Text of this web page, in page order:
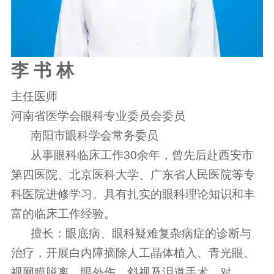
李 书 林
主任医师
河南省医学会眼科专业委员会委员
南阳市眼科学会常务委员
从事眼科临床工作30余年，曾先后赴西安市
第四医院、北京医科大学、广东省人民医院等专
科医院进修学习。具有扎实的眼科理论知识和丰
富的临床工作经验。
擅长：眼底病、眼科疑难复杂病症的诊断与
治疗，开展白内障摘除人工晶体植入、青光眼、